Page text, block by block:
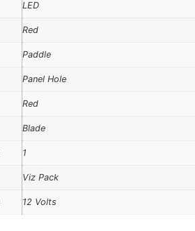
LED
Red
Paddle
Panel Hole
Red
Blade
1
Viz Pack
12 Volts